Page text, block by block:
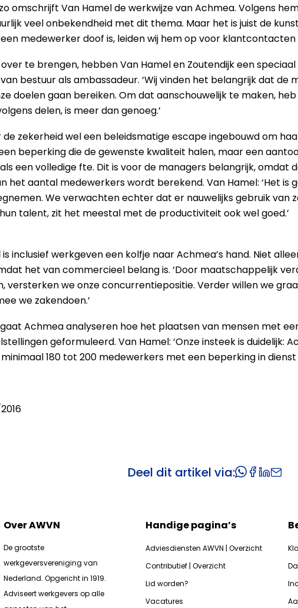
omschrijft Van Hamel de werkwijze van Achmea. Volgens
veel onbekendheid met dit thema. Maar het is juist de
medewerker doof is, leiden wij hem op voor klantcontacten
te brengen, hebben Van Hamel en Zoutendijk een
bestuur als ambassadeur. ‘Wij vinden het belangrijk dat
doelen gaan bereiken. Om dat aanschouwelijk te maken,
delen, is meer dan genoeg.’
zekerheid wel een beleidsmatige escape ingebouwd om
beperking die de gewenste kwaliteit halen, maar een
een volledige fte. Dit is voor de managers belangrijk,
het aantal medewerkers wordt berekend. Van Hamel: ‘Het is
We verwachten echter dat er nauwelijks gebruik van
talent, zit het meestal met de productiviteit ook wel goed.’
is inclusief werkgeven een kolfje naar Achmea’s hand. Niet
het van commercieel belang is. ‘Door maatschappelijk
versterken we onze concurrentiepositie. Verder willen we
we zakendoen.’
gaat Achmea analyseren hoe het plaatsen van mensen met
geformuleerd. Van Hamel: ‘Onze insteek is duidelijk:
180 tot 200 medewerkers met een beperking in dienst
Deel dit artikel via:
Over AWVN
De grootste
werkgeversvereniging van
Nederland. Opgericht in 1919.
Adviseert werkgevers op alle
Handige pagina’s
Adviesdiensten AWVN | Overzicht
Contributief | Overzicht
Lid worden?
Vacatures